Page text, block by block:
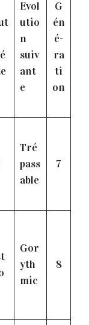
Evol
utio
n
suiv
ant
e
G
én
é-
ra
ti
on
Tré
pass
able
7
Gor
yth
mic
8